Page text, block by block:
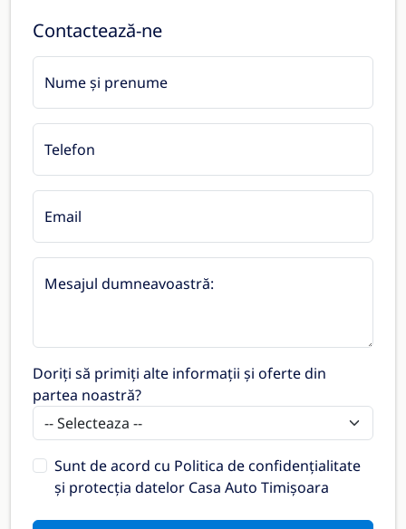
Contactează-ne
Nume și prenume
Telefon
Email
Mesajul dumneavoastră:
Doriți să primiți alte informații și oferte din
partea noastră?
Sunt de acord cu Politica de confidențialitate
și protecția datelor Casa Auto Timișoara